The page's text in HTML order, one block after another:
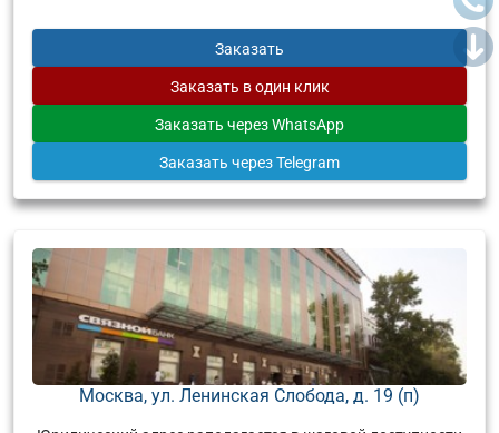
Заказать
Заказать в один клик
Заказать через WhatsApp
Заказать через Telegram
Москва, ул. Ленинская Слобода, д. 19 (п)